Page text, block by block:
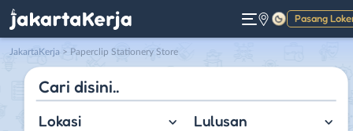
Pasang
Gelap
JakartaKerja > Paperclip Stationery Store
Lokasi Lulusan